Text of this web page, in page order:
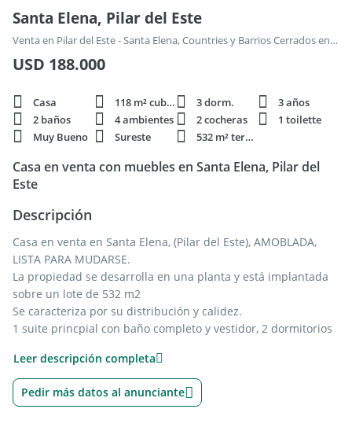
Santa Elena, Pilar del Este
Venta en Pilar del Este - Santa Elena, Countries y Barrios Cerrados en Pilar
USD 188.000
Casa 118 m² cubie. 3 dorm.
3 años
2 baños
4 ambientes 2 cocheras
1 toilette
Muy Bueno
Sureste 532 m² terren.
Casa en venta con muebles en Santa Elena, Pilar del
Este
Descripción
Casa en venta en Santa Elena, (Pilar del Este), AMOBLADA,
LISTA PARA MUDARSE.
La propiedad se desarrolla en una planta y está implantada
sobre un lote de 532 m2
Se caracteriza por su distribución y calidez.
1 suite princpial con baño completo y vestidor, 2 dormitorios
lavadero independiente, tender, pérgola para 2 autos, galeria
cubierta con parrilla y pileta 7x4.
Leer descripción completa
Pedir más datos al anunciante